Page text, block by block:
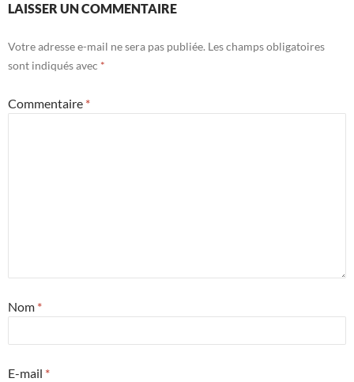
LAISSER UN COMMENTAIRE
Votre adresse e-mail ne sera pas publiée. Les champs obligatoires
sont indiqués avec *
Commentaire *
Nom *
E-mail *